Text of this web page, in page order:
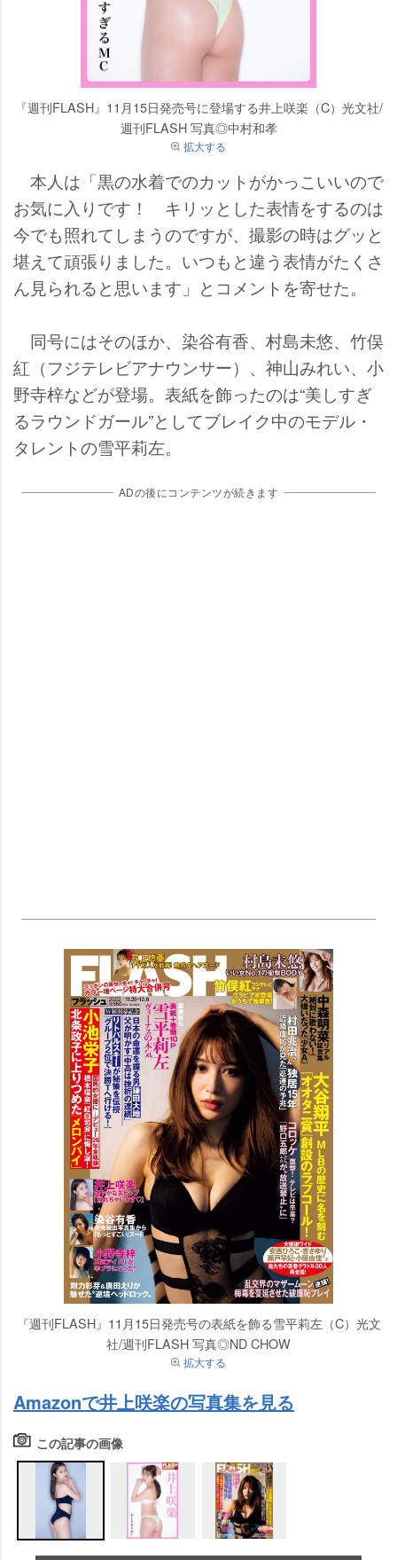
『週刊FLASH』11月15日発売号に登場する井上咲楽（C）光文社/
週刊FLASH 写真◎中村和孝
拡大する
本人は「黒の水着でのカットがかっこいいので
お気に入りです！ キリッとした表情をするのは
今でも照れてしまうのですが、撮影の時はグッと
堪えて頑張りました。いつもと違う表情がたくさ
ん見られると思います」とコメントを寄せた。
同号にはそのほか、染谷有香、村島未悠、竹俣
紅（フジテレビアナウンサー）、神山みれい、小
野寺梓などが登場。表紙を飾ったのは“美しすぎ
るラウンドガール”としてブレイク中のモデル・
タレントの雪平莉左。
ADの後にコンテンツが続きます
『週刊FLASH』11月15日発売号の表紙を飾る雪平莉左（C）光文
社/週刊FLASH 写真◎ND CHOW
拡大する
Amazonで井上咲楽の写真集を見る
この記事の画像